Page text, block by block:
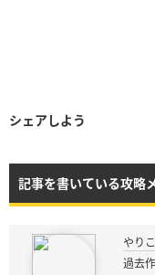
シェアしよう
記事を書いている攻略
やり
過去